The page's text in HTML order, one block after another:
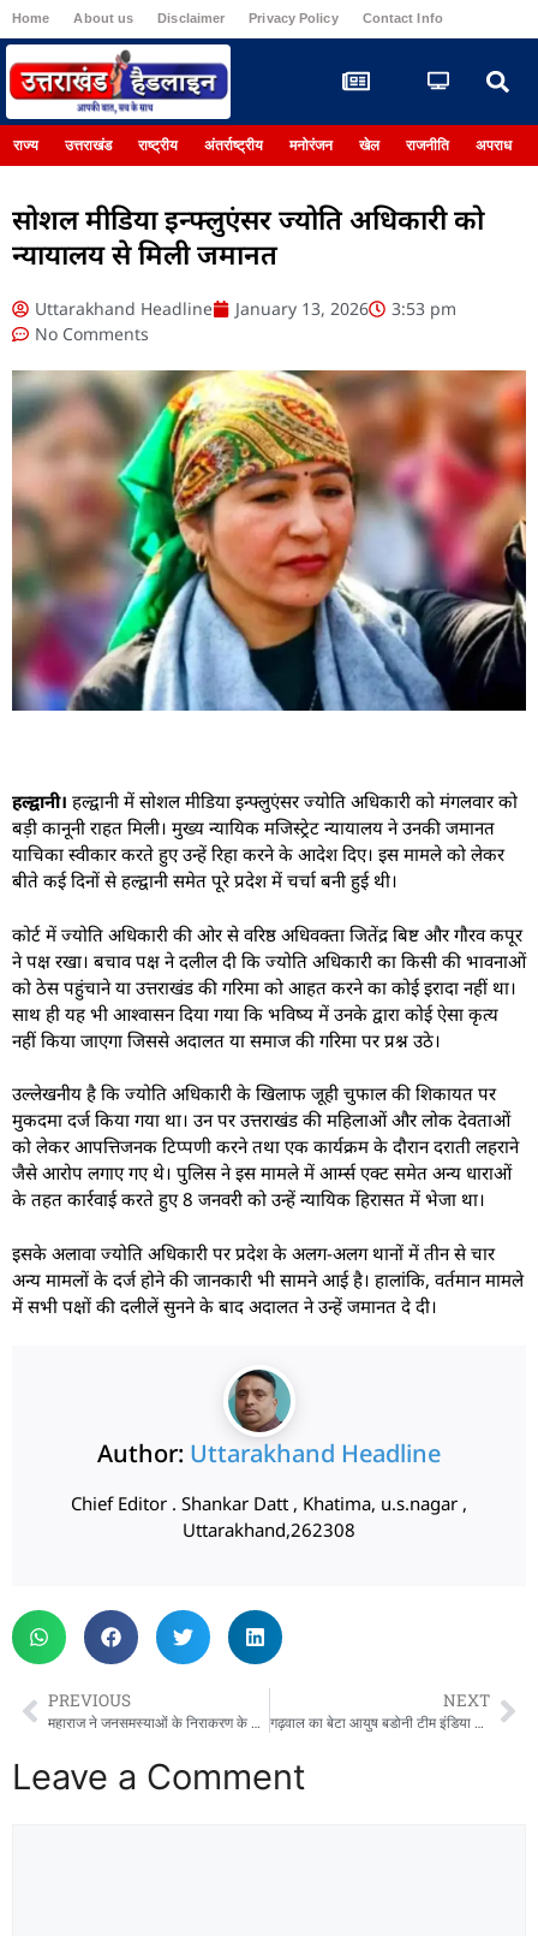
Home About us Disclaimer Privacy Policy Contact Info
राज्य उत्तराखंड राष्ट्रीय अंतर्राष्ट्रीय मनोरंजन खेल राजनीति अपराध
सोशल मीडिया इन्फ्लुएंसर ज्योति अधिकारी को
न्यायालय से मिली जमानत
Uttarakhand Headline January 13, 2026
3:53 pm
No Comments
हल्द्वानी। हल्द्वानी में सोशल मीडिया इन्फ्लुएंसर ज्योति अधिकारी को मंगलवार को
बड़ी कानूनी राहत मिली। मुख्य न्यायिक मजिस्ट्रेट न्यायालय ने उनकी जमानत
याचिका स्वीकार करते हुए उन्हें रिहा करने के आदेश दिए। इस मामले को लेकर
बीते कई दिनों से हल्द्वानी समेत पूरे प्रदेश में चर्चा बनी हुई थी।
कोर्ट में ज्योति अधिकारी की ओर से वरिष्ठ अधिवक्ता जितेंद्र बिष्ट और गौरव कपूर
ने पक्ष रखा। बचाव पक्ष ने दलील दी कि ज्योति अधिकारी का किसी की भावनाओं
को ठेस पहुंचाने या उत्तराखंड की गरिमा को आहत करने का कोई इरादा नहीं था।
साथ ही यह भी आश्वासन दिया गया कि भविष्य में उनके द्वारा कोई ऐसा कृत्य
नहीं किया जाएगा जिससे अदालत या समाज की गरिमा पर प्रश्न उठे।
उल्लेखनीय है कि ज्योति अधिकारी के खिलाफ जूही चुफाल की शिकायत पर
मुकदमा दर्ज किया गया था। उन पर उत्तराखंड की महिलाओं और लोक देवताओं
को लेकर आपत्तिजनक टिप्पणी करने तथा एक कार्यक्रम के दौरान दराती लहराने
जैसे आरोप लगाए गए थे। पुलिस ने इस मामले में आर्म्स एक्ट समेत अन्य धाराओं
के तहत कार्रवाई करते हुए 8 जनवरी को उन्हें न्यायिक हिरासत में भेजा था।
इसके अलावा ज्योति अधिकारी पर प्रदेश के अलग-अलग थानों में तीन से चार
अन्य मामलों के दर्ज होने की जानकारी भी सामने आई है। हालांकि, वर्तमान मामले
में सभी पक्षों की दलीलें सुनने के बाद अदालत ने उन्हें जमानत दे दी।
Author: Uttarakhand Headline
Chief Editor . Shankar Datt , Khatima, u.s.nagar ,
Uttarakhand,262308
PREVIOUS
महाराज ने जनसमस्याओं के निराकरण के अधिकारियों को दिए निर्देश
NEXT
गढ़वाल का बेटा आयुष बडोनी टीम इंडिया में शामिल, भारत–न्यूजीलैंड मैच में दिखाएंगे दम
Leave a Comment